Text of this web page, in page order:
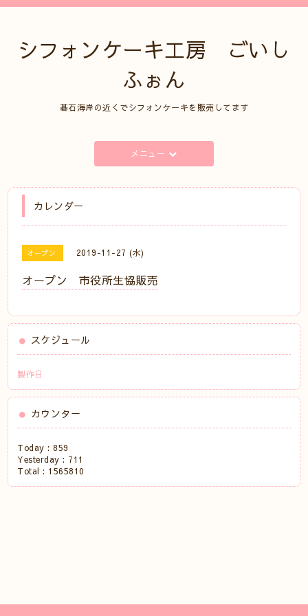
シフォンケーキ工房 ごいし
ふぉん
碁石海岸の近くでシフォンケーキを販売してます
メニュー
カレンダー
オープン 2019-11-27 (水)
オープン 市役所生協販売
スケジュール
製作日
カウンター
Today : 859
Yesterday : 711
Total : 1565810